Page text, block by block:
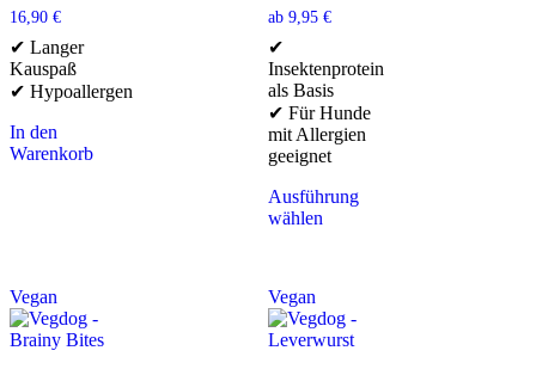
16,90 €
✔ Langer
Kauspaß
✔ Hypoallergen
In den
Warenkorb
ab 9,95 €
✔
Insektenprotein
als Basis
✔ Für Hunde
mit Allergien
geeignet
Ausführung
wählen
Vegan Vegan